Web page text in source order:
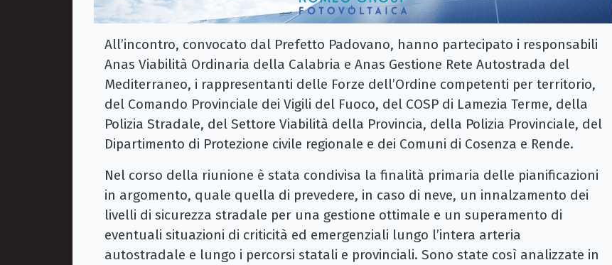
All’incontro, convocato dal Prefetto Padovano, hanno partecipato i responsabili
Anas Viabilità Ordinaria della Calabria e Anas Gestione Rete Autostrada del
Mediterraneo, i rappresentanti delle Forze dell’Ordine competenti per territorio,
del Comando Provinciale dei Vigili del Fuoco, del COSP di Lamezia Terme, della
Polizia Stradale, del Settore Viabilità della Provincia, della Polizia Provinciale, del
Dipartimento di Protezione civile regionale e dei Comuni di Cosenza e Rende.
Nel corso della riunione è stata condivisa la finalità primaria delle pianificazioni
in argomento, quale quella di prevedere, in caso di neve, un innalzamento dei
livelli di sicurezza stradale per una gestione ottimale e un superamento di
eventuali situazioni di criticità ed emergenziali lungo l’intera arteria
autostradale e lungo i percorsi statali e provinciali. Sono state così analizzate in